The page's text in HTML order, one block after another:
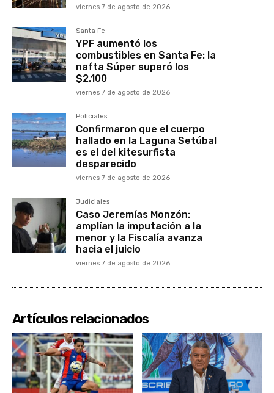
viernes 7 de agosto de 2026
Santa Fe
YPF aumentó los
combustibles en Santa Fe: la
nafta Súper superó los
$2.100
viernes 7 de agosto de 2026
Policiales
Confirmaron que el cuerpo
hallado en la Laguna Setúbal
es el del kitesurfista
desparecido
viernes 7 de agosto de 2026
Judiciales
Caso Jeremías Monzón:
amplían la imputación a la
menor y la Fiscalía avanza
hacia el juicio
viernes 7 de agosto de 2026
Artículos relacionados